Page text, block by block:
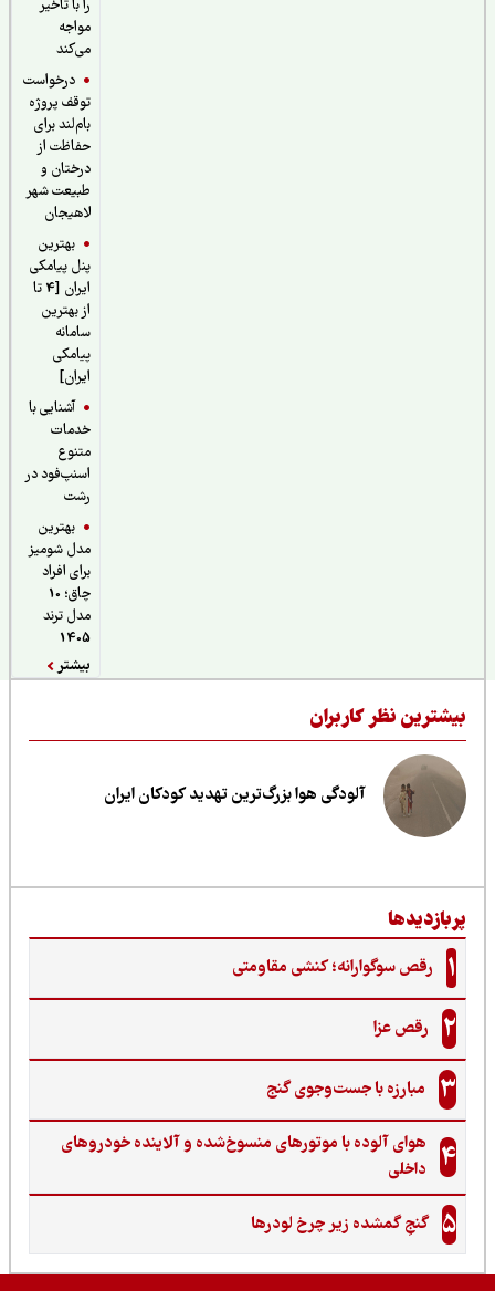
را با تاخیر
درخواست
توقف پروژه
بام‌لند برای
حفاظت از
درختان و
طبیعت شهر
لاهیجان
بهترین
پنل پیامکی
ایران [4 تا
از بهترین
سامانه
پیامکی
آشنایی با
خدمات
اسنپ‌فود در
بهترین
مدل شومیز
برای افراد
چاق؛ 10
مدل ترند
نظر کاربران
آلودگی هوا بزرگ‌ترین تهدید کودکان ایران
رقص سوگوارانه؛ کنشی مقاومتی
رقص عزا
مبارزه با جست‌وجوی گنج‌
هوای آلوده با موتورهای منسوخ‌شده و آلاینده خودروهای
داخلی
گنجِ گمشده زیر چرخ لودرها